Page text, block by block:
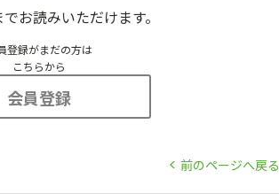
お読みいただけます。
登録がまだの方は
こちらから
会員登録
前のページへ戻る